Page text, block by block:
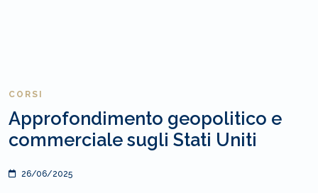
CORSI
Approfondimento geopolitico e
commerciale sugli Stati Uniti
26/06/2025